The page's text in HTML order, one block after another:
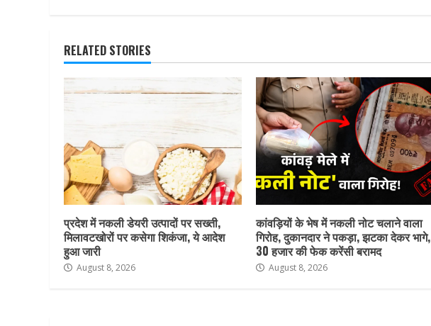
RELATED STORIES
प्रदेश में नकली डेयरी उत्पादों पर सख्ती,
मिलावटखोरों पर कसेगा शिकंजा, ये आदेश
हुआ जारी
August 8, 2026
कांवड़ियों के भेष में नकली नोट चलाने वाला
गिरोह, दुकानदार ने पकड़ा, झटका देकर भागे,
30 हजार की फेक करेंसी बरामद
August 8, 2026